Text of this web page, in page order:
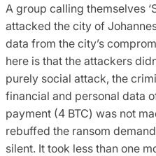
A group calling themselves
attacked the city of
data from the city’s
here is that the attackers
purely social attack, the
financial and personal data
payment (4 BTC) was not
rebuffed the ransom
silent. It took less than one